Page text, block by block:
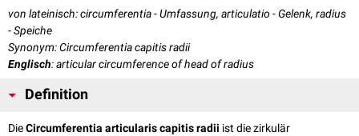
von lateinisch: circumferentia - Umfassung, articulatio - Gelenk, radius
- Speiche
Synonym: Circumferentia capitis radii
Englisch: articular circumference of head of radius
Definition
DieCircumferentia articularis capitis radii ist die zirkulär